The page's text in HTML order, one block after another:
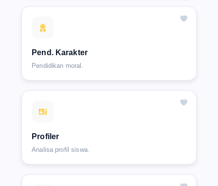
Pend. Karakter
Pendidikan moral.
Profiler
Analisa profil siswa.